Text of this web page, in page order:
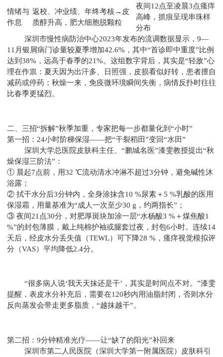
情绪与
作息
返校、冲业绩、年终考核→皮
质醇升高，肥大细胞脱颗粒
夜间12点至凌晨3点瘙痒
高峰，抓痕呈现串珠样
分布
深圳市慢性病防治中心2023年发布的流调数据显示，9—
11月银屑病门诊量较夏季增加42.6%，其中“首诊即中重度”比例
达到38%，远高于春季的21%。这组数字背后，其实是“轻敌”心
理在作祟：夏天因为出汗多、日照强，皮损看似好转，患者擅自
减药或停药；秋燥一来，免疫微环境瞬间失衡，病情反扑时往往
比春季更猛烈。
二、三招“拆解”秋季加重，专家把每一步都量化到“小时”
第一招：24小时阶梯保湿——把“干裂稻田”变回“水田”
深圳大学总医院皮肤科主任、“鹏城名医”漆雯教授提出“秋
燥保湿三阶法”：
① 晨起7点前，用32 ℃流动清水冲淋不超过3分钟，避免碱性沐
浴露；
② 拭干水分后3分钟内，全身涂抹含10 %尿素＋5 %乳酸的医用
保湿霜，用量基准为“成人一次至少30 g，约两指长”；
③ 夜间21点30分，对肥厚斑块加涂一层“水杨酸3 %＋煤焦酸1
%”的封包薄膜，戴上纯棉护袖或腿套过夜，封包6小时。连续14
天后，经皮水分丢失值（TEWL）可下降28 %，瘙痒视觉模拟评
分（VAS）平均降低2.4分。
“很多病人说‘我天天抹还是干’，其实是时间点不对。”漆雯
提醒，表皮水分补充后，需要在120秒内用油脂封闭，否则水分
反向蒸发会带走更多脂质，“越抹越干”。
第二招：9分钟精准光疗——让“缺了的阳光”补回来
深圳市第二人民医院（深圳大学第一附属医院）皮肤科引